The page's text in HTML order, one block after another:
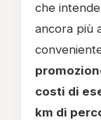
che
ancora più
costi di
km di